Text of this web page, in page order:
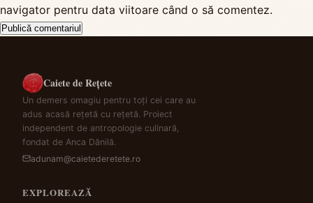
navigator pentru data viitoare când o să comentez.
Caiete de Rețete
Un demers omagiu pentru toți cei care au
adus acasă rețetă cu rețetă. Proiect
independent de antropologie culinară,
fondat de Anca Dănilă.
adunam@caietederetete.ro
EXPLOREAZĂ